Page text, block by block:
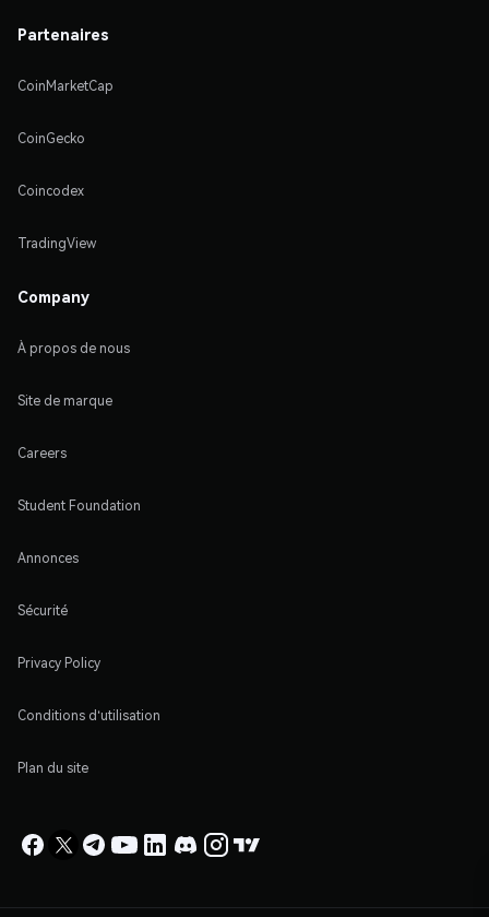
Partenaires
CoinMarketCap
CoinGecko
Coincodex
TradingView
Company
À propos de nous
Site de marque
Careers
Student Foundation
Annonces
Sécurité
Privacy Policy
Conditions d'utilisation
Plan du site